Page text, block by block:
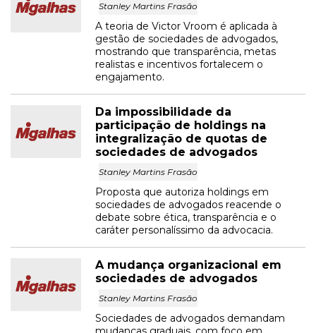
Stanley Martins Frasão
A teoria de Victor Vroom é aplicada à
gestão de sociedades de advogados,
mostrando que transparência, metas
realistas e incentivos fortalecem o
engajamento.
Da impossibilidade da
participação de holdings na
integralização de quotas de
sociedades de advogados
Stanley Martins Frasão
Proposta que autoriza holdings em
sociedades de advogados reacende o
debate sobre ética, transparência e o
caráter personalíssimo da advocacia.
A mudança organizacional em
sociedades de advogados
Stanley Martins Frasão
Sociedades de advogados demandam